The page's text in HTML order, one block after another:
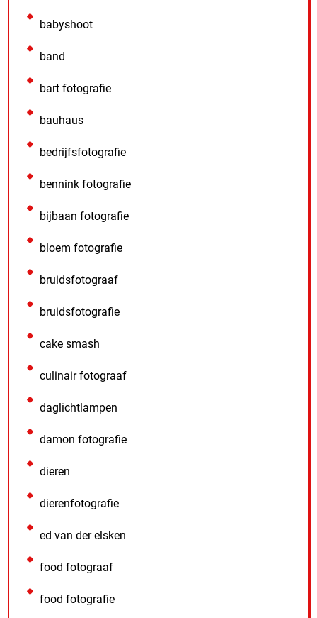
babyshoot
band
bart fotografie
bauhaus
bedrijfsfotografie
bennink fotografie
bijbaan fotografie
bloem fotografie
bruidsfotograaf
bruidsfotografie
cake smash
culinair fotograaf
daglichtlampen
damon fotografie
dieren
dierenfotografie
ed van der elsken
food fotograaf
food fotografie